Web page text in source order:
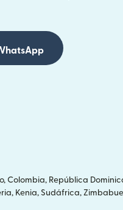
Colombia, República
Kenia, Sudáfrica,